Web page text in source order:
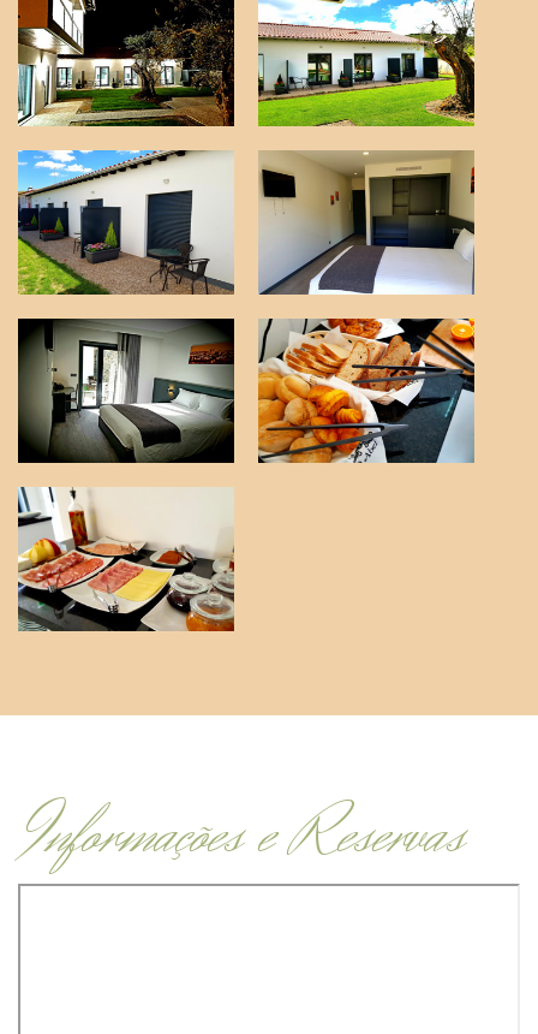
Informações e Reservas